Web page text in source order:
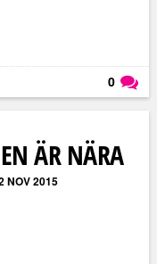
0
ÄR NÄRA
NOV 2015